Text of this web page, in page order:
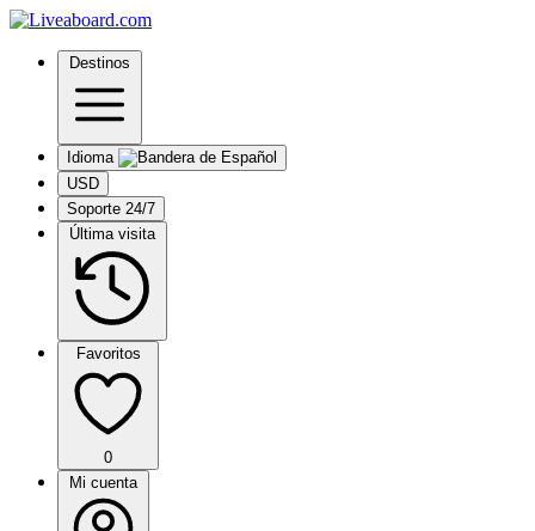
Destinos
Idioma
USD
Soporte 24/7
Última visita
Favoritos
0
Mi cuenta